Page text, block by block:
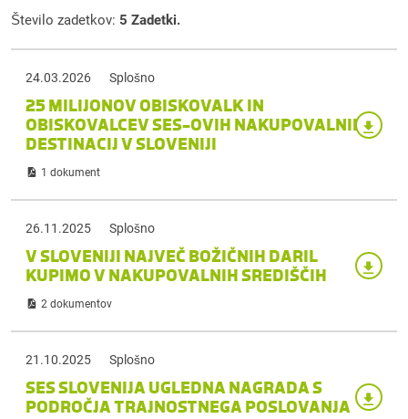
Število zadetkov: 5 Zadetki.
24.03.2026 Splošno
25 MILIJONOV OBISKOVALK IN
OBISKOVALCEV SES-OVIH NAKUPOVALNIH
DESTINACIJ V SLOVENIJI
1 dokument
26.11.2025 Splošno
V SLOVENIJI NAJVEČ BOŽIČNIH DARIL
KUPIMO V NAKUPOVALNIH SREDIŠČIH
2 dokumentov
21.10.2025 Splošno
SES SLOVENIJA UGLEDNA NAGRADA S
PODROČJA TRAJNOSTNEGA POSLOVANJA